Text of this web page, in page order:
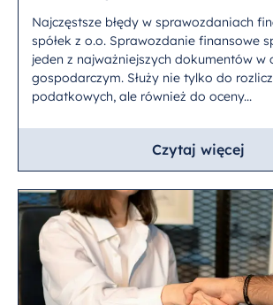
Najczęstsze błędy w sprawozdaniach
spółek z o.o. Sprawozdanie finansowe
jeden z najważniejszych dokumentów w
gospodarczym. Służy nie tylko do
podatkowych, ale również do oceny...
Czytaj więcej